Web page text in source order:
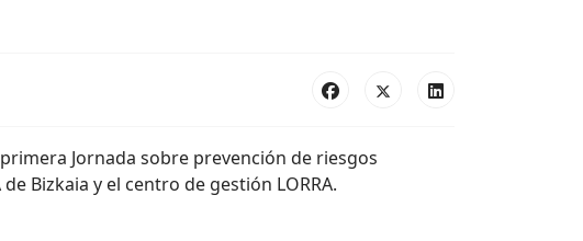
Jornada sobre prevención de riesgos
Bizkaia y el centro de gestión LORRA.